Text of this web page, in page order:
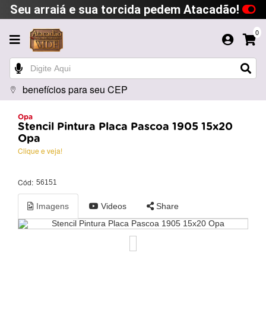
Seu arraiá e sua torcida pedem Atacadão!
0
benefícios para seu CEP
Opa
Stencil Pintura Placa Pascoa 1905 15x20
Opa
Clique e veja!
Cód: 56151
Imagens Videos Share